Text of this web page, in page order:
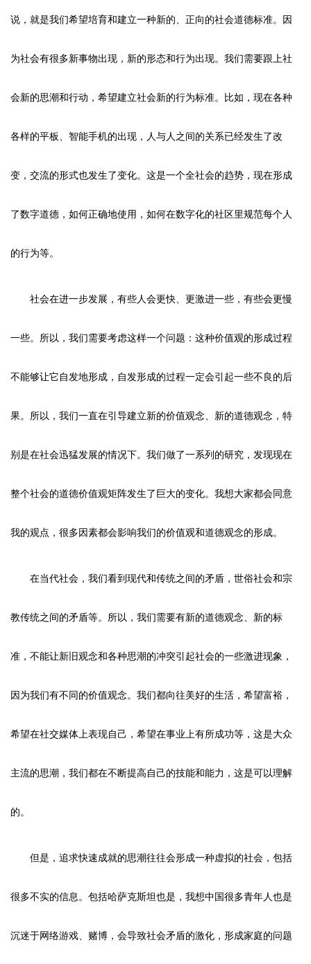
说，就是我们希望培育和建立一种新的、正向的社会道德标准。因
为社会有很多新事物出现，新的形态和行为出现。我们需要跟上社
会新的思潮和行动，希望建立社会新的行为标准。比如，现在各种
各样的平板、智能手机的出现，人与人之间的关系已经发生了改
变，交流的形式也发生了变化。这是一个全社会的趋势，现在形成
了数字道德，如何正确地使用，如何在数字化的社区里规范每个人
的行为等。
社会在进一步发展，有些人会更快、更激进一些，有些会更慢
一些。所以，我们需要考虑这样一个问题：这种价值观的形成过程
不能够让它自发地形成，自发形成的过程一定会引起一些不良的后
果。所以，我们一直在引导建立新的价值观念、新的道德观念，特
别是在社会迅猛发展的情况下。我们做了一系列的研究，发现现在
整个社会的道德价值观矩阵发生了巨大的变化。我想大家都会同意
我的观点，很多因素都会影响我们的价值观和道德观念的形成。
在当代社会，我们看到现代和传统之间的矛盾，世俗社会和宗
教传统之间的矛盾等。所以，我们需要有新的道德观念、新的标
准，不能让新旧观念和各种思潮的冲突引起社会的一些激进现象，
因为我们有不同的价值观念。我们都向往美好的生活，希望富裕，
希望在社交媒体上表现自己，希望在事业上有所成功等，这是大众
主流的思潮，我们都在不断提高自己的技能和能力，这是可以理解
的。
但是，追求快速成就的思潮往往会形成一种虚拟的社会，包括
很多不实的信息。包括哈萨克斯坦也是，我想中国很多青年人也是
沉迷于网络游戏、赌博，会导致社会矛盾的激化，形成家庭的问题